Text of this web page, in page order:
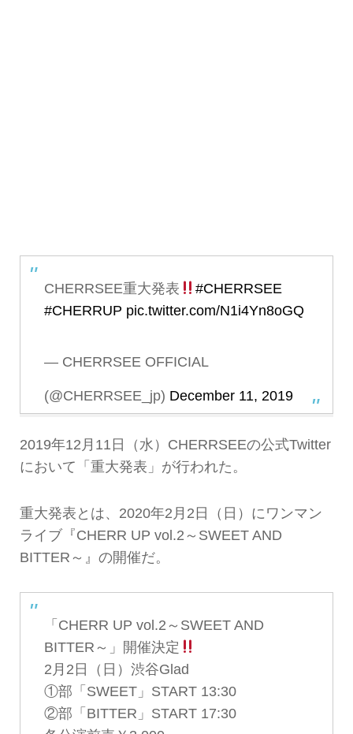
CHERRSEE重大発表
#CHERRSEE
#CHERRUP pic.twitter.com/N1i4Yn8oGQ
— CHERRSEE OFFICIAL
(@CHERRSEE_jp) December 11, 2019
2019年12月11日（水）CHERRSEEの公式Twitter
において「重大発表」が行われた。
重大発表とは、2020年2月2日（日）にワンマン
ライブ『CHERR UP vol.2～SWEET AND
BITTER～』の開催だ。
「CHERR UP vol.2～SWEET AND
BITTER～」開催決定
2月2日（日）渋谷Glad
①部「SWEET」START 13:30
②部「BITTER」START 17:30